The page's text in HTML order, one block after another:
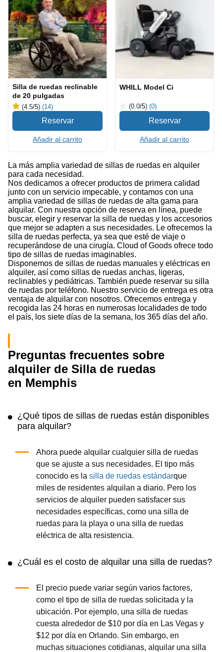
Silla de ruedas reclinable
de 20 pulgadas
(4.5/5) (14)
Añadir al carrito
WHILL Model Ci
(0.0/5) (0)
Añadir al carrito
La más amplia variedad de sillas de ruedas en alquiler
para cada necesidad.
Nos dedicamos a ofrecer productos de primera calidad
junto con un servicio impecable, y contamos con una
amplia variedad de sillas de ruedas de alta gama para
alquilar. Con nuestra opción de reserva en línea, puede
buscar, elegir y reservar la silla de ruedas y los accesorios
que mejor se adapten a sus necesidades. Le ofrecemos la
silla de ruedas perfecta, ya sea que esté de viaje o
recuperándose de una cirugía. Cloud of Goods ofrece todo
tipo de sillas de ruedas imaginables.
Disponemos de sillas de ruedas manuales y eléctricas en
alquiler, así como sillas de ruedas anchas, ligeras,
reclinables y pediátricas. También puede reservar su silla
de ruedas por teléfono. Nuestro servicio de entrega es otra
ventaja de alquilar con nosotros. Ofrecemos entrega y
recogida las 24 horas en numerosas localidades de todo
el país, los siete días de la semana, los 365 días del año.
Preguntas frecuentes sobre
alquiler de Silla de ruedas
en Memphis
¿Qué tipos de sillas de ruedas están disponibles
para alquilar?
Ahora puede alquilar cualquier silla de ruedas
que se ajuste a sus necesidades. El tipo más
conocido es la silla de ruedas estándarque
miles de residentes alquilan a diario. Pero los
servicios de alquiler pueden satisfacer sus
necesidades específicas, como una silla de
ruedas para la playa o una silla de ruedas
eléctrica de alta resistencia.
¿Cuál es el costo de alquilar una silla de ruedas?
El precio puede variar según varios factores,
como el tipo de silla de ruedas solicitada y la
ubicación. Por ejemplo, una silla de ruedas
cuesta alrededor de $10 por día en Las Vegas y
$12 por día en Orlando. Sin embargo, en
muchas situaciones cotidianas, alquilar una silla